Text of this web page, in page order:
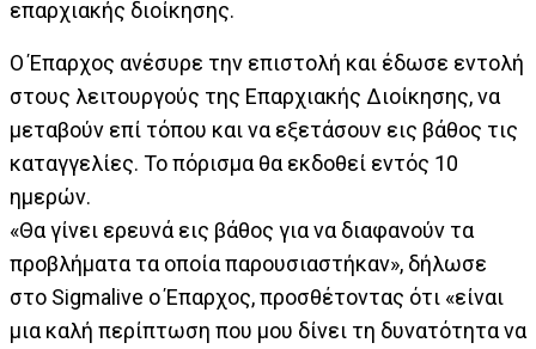
επαρχιακής διοίκησης.
Ο Έπαρχος ανέσυρε την επιστολή και έδωσε εντολή
στους λειτουργούς της Επαρχιακής Διοίκησης, να
μεταβούν επί τόπου και να εξετάσουν εις βάθος τις
καταγγελίες. Το πόρισμα θα εκδοθεί εντός 10
ημερών.
«Θα γίνει ερευνά εις βάθος για να διαφανούν τα
προβλήματα τα οποία παρουσιαστήκαν», δήλωσε
στο Sigmalive ο Έπαρχος, προσθέτοντας ότι «είναι
μια καλή περίπτωση που μου δίνει τη δυνατότητα να